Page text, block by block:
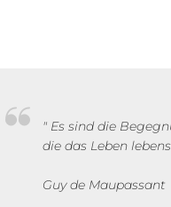
" Es sind die
die das Leben
Guy de Maupassant